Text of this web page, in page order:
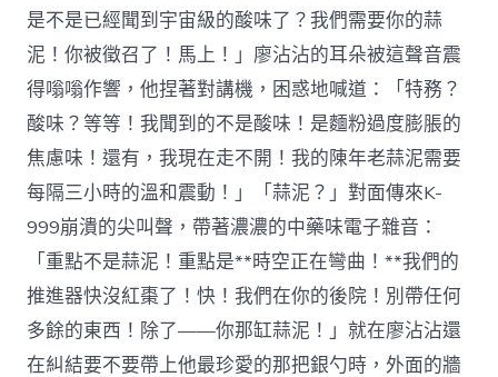
是不是已經聞到宇宙級的酸味了？我們需要你的蒜
泥！你被徵召了！馬上！」廖沾沾的耳朵被這聲音震
得嗡嗡作響，他捏著對講機，困惑地喊道：「特務？
酸味？等等！我聞到的不是酸味！是麵粉過度膨脹的
焦慮味！還有，我現在走不開！我的陳年老蒜泥需要
每隔三小時的溫和震動！」「蒜泥？」對面傳來K-
999崩潰的尖叫聲，帶著濃濃的中藥味電子雜音：
「重點不是蒜泥！重點是**時空正在彎曲！**我們的
推進器快沒紅棗了！快！我們在你的後院！別帶任何
多餘的東西！除了——你那缸蒜泥！」就在廖沾沾還
在糾結要不要帶上他最珍愛的那把銀勺時，外面的牆